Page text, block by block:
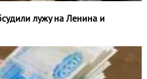
лужу на Ленина и